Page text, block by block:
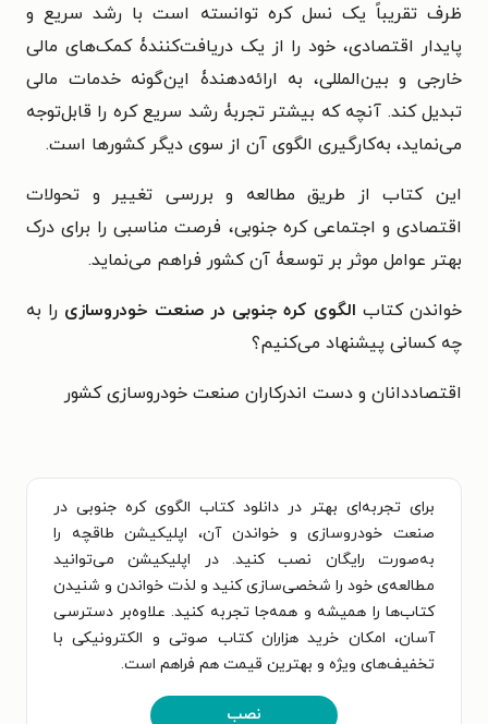
ظرف تقریباً یک نسل کره توانسته است با رشد سریع و
پایدار اقتصادی، خود را از یک دریافت‌کنندۀ کمک‌های مالی
خارجی و بین‌المللی، به ارائه‌دهندۀ این‌گونه خدمات مالی
تبدیل کند. آنچه که بیشتر تجربۀ رشد سریع کره را قابل‌توجه
می‌نماید، به‌کارگیری الگوی آن از سوی دیگر کشورها است.
این کتاب از طریق مطالعه و بررسی تغییر و تحولات
اقتصادی و اجتماعی کره جنوبی، فرصت مناسبی را برای درک
بهتر عوامل موثر بر توسعۀ آن کشور فراهم می‌نماید.
خواندن کتاب الگوی کره جنوبی در صنعت خودروسازی را به
چه کسانی پیشنهاد می‌کنیم؟
اقتصاددانان و دست اندرکاران صنعت خودروسازی کشور
برای تجربه‌ای بهتر در دانلود کتاب الگوی کره جنوبی در
صنعت خودروسازی و خواندن آن، اپلیکیشن طاقچه را
به‌صورت رایگان نصب کنید. در اپلیکیشن می‌توانید
مطالعه‌ی خود را شخصی‌سازی کنید و لذت خواندن و شنیدن
کتاب‌ها را همیشه و همه‌جا تجربه کنید. علاوه‌بر دسترسی
آسان، امکان خرید هزاران کتاب صوتی و الکترونیکی با
تخفیف‌های ویژه و بهترین قیمت هم فراهم است.
نصب